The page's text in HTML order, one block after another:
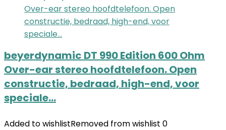
beyerdynamic DT 990 Edition 600 Ohm
Over-ear stereo hoofdtelefoon. Open
constructie, bedraad, high-end, voor
speciale…
Added to wishlistRemoved from wishlist 0